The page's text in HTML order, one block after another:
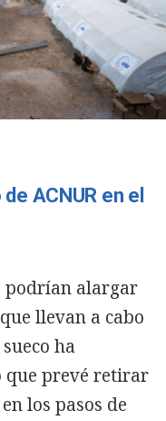
ACNUR en el
podrían alargar
que llevan a cabo
ha
que prevé retirar
en los pasos de